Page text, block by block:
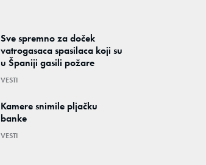
Sve spremno za doček
vatrogasaca spasilaca koji su
u Španiji gasili požare
VESTI
Kamere snimile pljačku
banke
VESTI